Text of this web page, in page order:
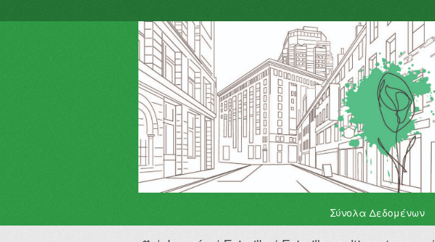
Σύνολα Δεδομένων